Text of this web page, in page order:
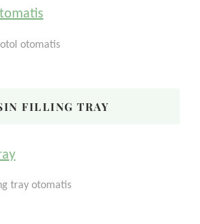
otomatis
FILLING TRAY
tray otomatis